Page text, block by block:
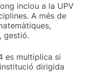
inclou a la UPV
A més de
gestió.
es multiplica si
dirigida